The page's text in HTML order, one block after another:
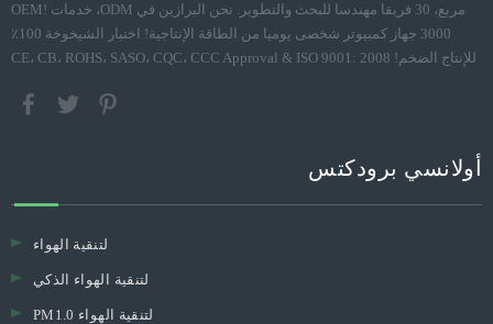
مربع، 30 فريقا مهندسا للبحث والتطوير. نحن البرازين في ODM، خدمات OEM!
3000 جهاز كمبيوتر شخصى يوميا من الطاقة الإنتاجية! اختبار الشيخوخة 100٪
للإنتاج الضخم! CE، CB، ROHS، SASO، CQC، CCC Approval & ISO 9001: 2008
أولانسي برودكتس
لتنقية الهواء
لتنقية الهواء الذكي
PM1.0 لتنقية الهواء